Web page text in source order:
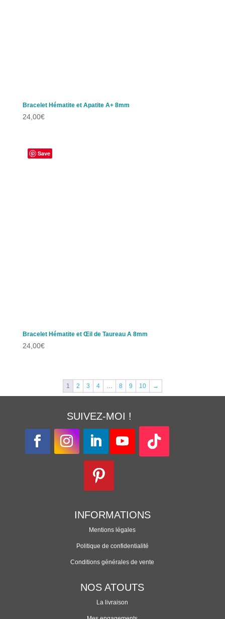
Bracelet Hématite et Apatite A+ 8mm
24,00€
Save
Bracelet Hématite et Œil de Taureau A 8mm
24,00€
1 2 3 4 8 9 10 →
SUIVEZ-MOI !
INFORMATIONS
Mentions légales
Politique de confidentialité
Conditions générales de vente
NOS ATOUTS
La livraison